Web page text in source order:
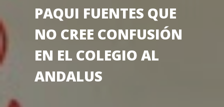
PAQUI FUENTES QUE
NO CREE CONFUSIÓN
EN EL COLEGIO AL
ANDALUS